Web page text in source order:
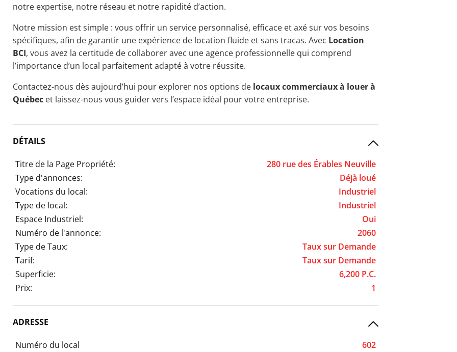
notre expertise, notre réseau et notre rapidité d’action.
Notre mission est simple : vous offrir un service personnalisé, efficace et axé sur vos besoins
spécifiques, afin de garantir une expérience de location fluide et sans tracas. Avec Location
BCI, vous avez la certitude de collaborer avec une agence professionnelle qui comprend
l’importance d’un local parfaitement adapté à votre réussite.
Contactez-nous dès aujourd’hui pour explorer nos options de locaux commerciaux à louer à
Québec et laissez-nous vous guider vers l’espace idéal pour votre entreprise.
DÉTAILS
Titre de la Page Propriété:
280 rue des Érables Neuville
Type d'annonces:
Déjà loué
Vocations du local:
Industriel
Type de local:
Industriel
Espace Industriel:
Oui
Numéro de l'annonce:
2060
Type de Taux:
Taux sur Demande
Tarif:
Taux sur Demande
Superficie:
6,200 P.C.
Prix:
1
ADRESSE
Numéro du local
602